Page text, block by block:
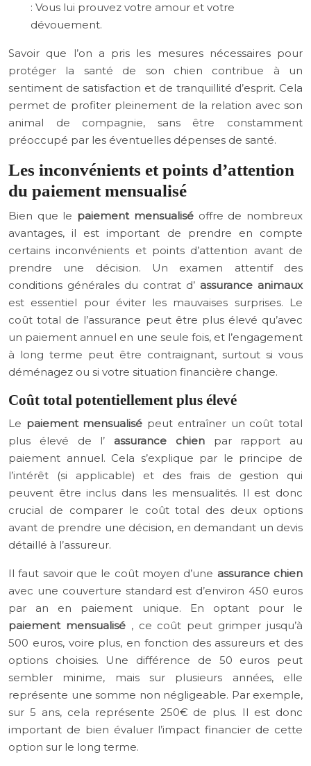
: Vous lui prouvez votre amour et votre
dévouement.
Savoir que l’on a pris les mesures nécessaires pour
protéger la santé de son chien contribue à un
sentiment de satisfaction et de tranquillité d’esprit. Cela
permet de profiter pleinement de la relation avec son
animal de compagnie, sans être constamment
préoccupé par les éventuelles dépenses de santé.
Les inconvénients et points d’attention
du paiement mensualisé
Bien que le paiement mensualisé offre de nombreux
avantages, il est important de prendre en compte
certains inconvénients et points d’attention avant de
prendre une décision. Un examen attentif des
conditions générales du contrat d’ assurance animaux
est essentiel pour éviter les mauvaises surprises. Le
coût total de l’assurance peut être plus élevé qu’avec
un paiement annuel en une seule fois, et l’engagement
à long terme peut être contraignant, surtout si vous
déménagez ou si votre situation financière change.
Coût total potentiellement plus élevé
Le paiement mensualisé peut entraîner un coût total
plus élevé de l’ assurance chien par rapport au
paiement annuel. Cela s’explique par le principe de
l’intérêt (si applicable) et des frais de gestion qui
peuvent être inclus dans les mensualités. Il est donc
crucial de comparer le coût total des deux options
avant de prendre une décision, en demandant un devis
détaillé à l’assureur.
Il faut savoir que le coût moyen d’une assurance chien
avec une couverture standard est d’environ 450 euros
par an en paiement unique. En optant pour le
paiement mensualisé , ce coût peut grimper jusqu’à
500 euros, voire plus, en fonction des assureurs et des
options choisies. Une différence de 50 euros peut
sembler minime, mais sur plusieurs années, elle
représente une somme non négligeable. Par exemple,
sur 5 ans, cela représente 250€ de plus. Il est donc
important de bien évaluer l’impact financier de cette
option sur le long terme.